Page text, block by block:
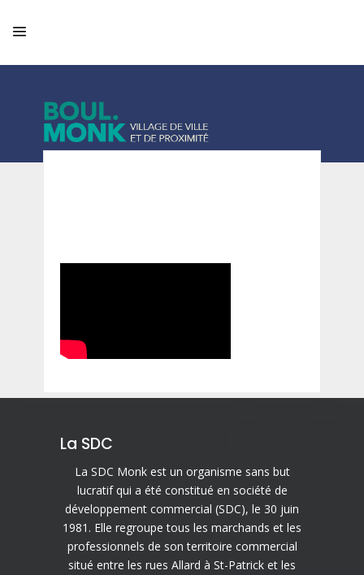
La SDC
La SDC Monk est un organisme sans but
lucratif qui a été constitué en société de
développement commercial (SDC), le 30 juin
1981. Elle regroupe tous les marchands et les
professionnels de son territoire commercial
situé entre les rues Allard à St-Patrick et les